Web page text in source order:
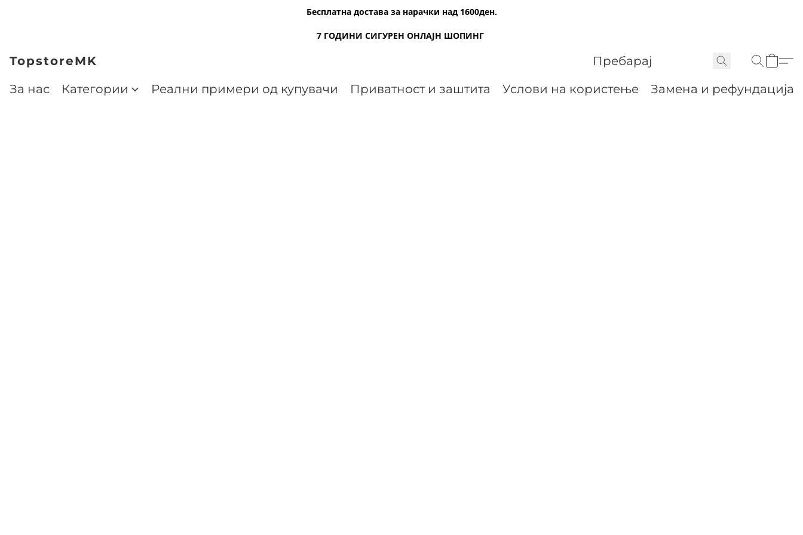
Бесплатна достава за нарачки над 1600ден.
7 ГОДИНИ СИГУРЕН ОНЛАЈН ШОПИНГ
TopstoreMK
За нас
Категории Реални примери од купувачи Приватност и заштита Услови на користење Замена и рефундација